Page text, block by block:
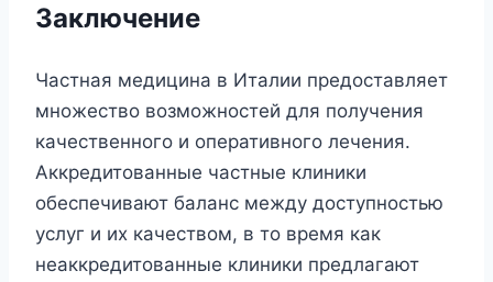
Заключение
Частная медицина в Италии предоставляет
множество возможностей для получения
качественного и оперативного лечения.
Аккредитованные частные клиники
обеспечивают баланс между доступностью
услуг и их качеством, в то время как
неаккредитованные клиники предлагают